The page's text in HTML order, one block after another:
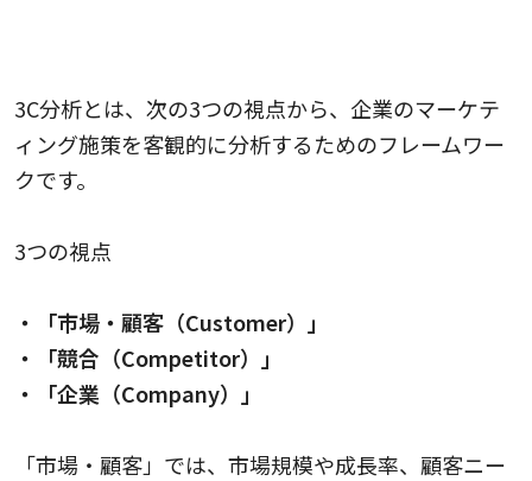
3C分析とは、次の3つの視点から、企業のマーケテ
ィング施策を客観的に分析するためのフレームワー
クです。
3つの視点
・「市場・顧客（Customer）」
・「競合（Competitor）」
・「企業（Company）」
「市場・顧客」では、市場規模や成長率、顧客ニー